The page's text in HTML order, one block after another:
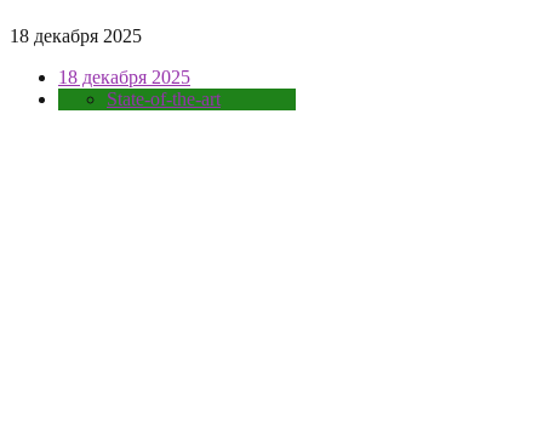
18 декабря 2025
18 декабря 2025
State-of-the-art